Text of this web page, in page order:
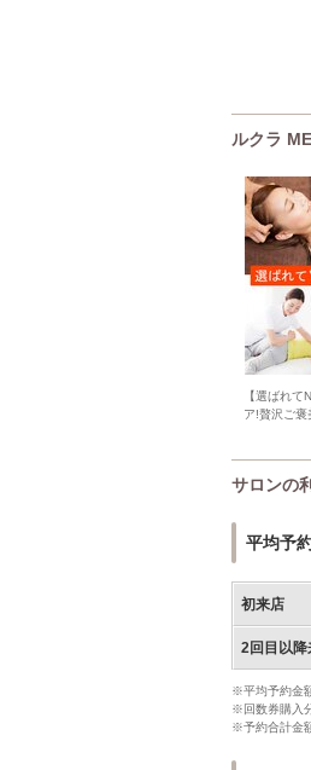
ルクラ
【選ばれ
ア!贅沢ご
サロンの
平均予
初来店
2回目以降
※平均予約金
※回数券購入
※予約合計金